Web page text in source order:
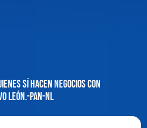
sí hacen negocios con
León.-PAN-NL